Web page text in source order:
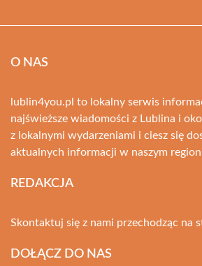
O NAS
lublin4you.pl to lokalny serwis
najświeższe wiadomości z Lublina i
z lokalnymi wydarzeniami i ciesz się
aktualnych informacji w naszym
REDAKCJA
Skontaktuj się z nami przechodząc na
DOŁĄCZ DO NAS